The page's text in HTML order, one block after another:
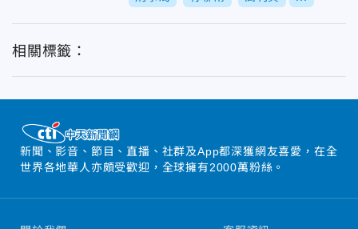
相關標籤：
新聞、影音、節目、直播、社群及App都深獲網友喜愛，在全
世界各地華人亦頗受歡迎，全球擁有2000萬粉絲。